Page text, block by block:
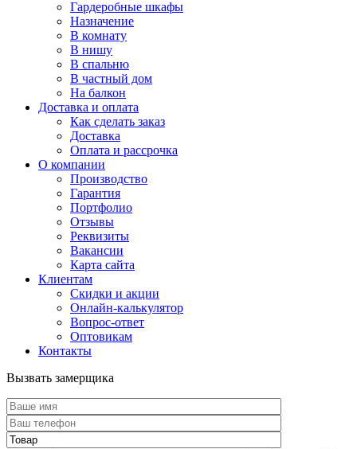
Гардеробные шкафы
Назначение
В комнату
В нишу
В спальню
В частный дом
На балкон
Доставка и оплата
Как сделать заказ
Доставка
Оплата и рассрочка
О компании
Производство
Гарантия
Портфолио
Отзывы
Реквизиты
Вакансии
Карта сайта
Клиентам
Скидки и акции
Онлайн-калькулятор
Вопрос-ответ
Оптовикам
Контакты
Вызвать замерщика